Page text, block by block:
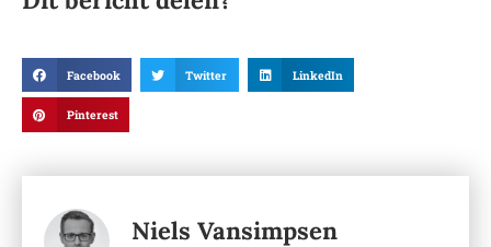
Facebook Twitter LinkedIn
Pinterest
Niels Vansimpsen